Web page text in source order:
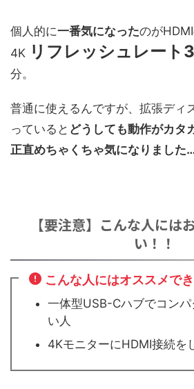
個人的に一番気になったのが
4K リフレッシュレート
分。
普通に使えるんですが、拡張ディ
っていると どうしても動作がカタ
正直めちゃくちゃ気になりました
【要注意】こんな人には
い！！
こんな人にはオススメでき
一体型USB-Cハブでコンパ
い人
4KモニターにHDMI接続を